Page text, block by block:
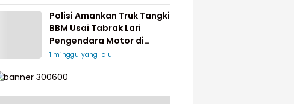
Polisi Amankan Truk Tangki
BBM Usai Tabrak Lari
Pengendara Motor di
Matakali
1 minggu yang lalu